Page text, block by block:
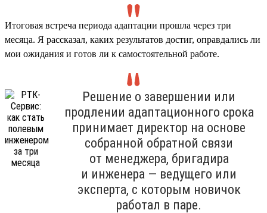
Итоговая встреча периода адаптации прошла через три
месяца. Я рассказал, каких результатов достиг, оправдались ли
мои ожидания и готов ли к самостоятельной работе.
Решение о завершении или
продлении адаптационного срока
принимает директор на основе
собранной обратной связи
от менеджера, бригадира
и инженера — ведущего или
эксперта, с которым новичок
работал в паре.